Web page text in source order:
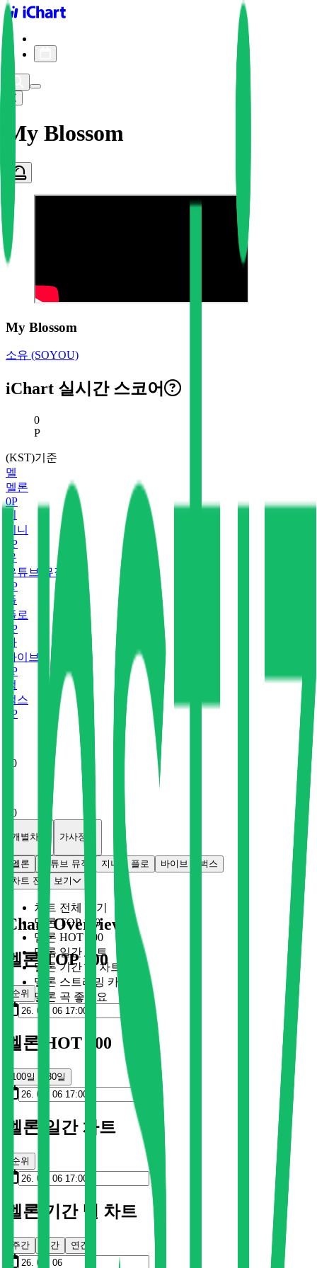
iChart logo
My Blossom
My Blossom
소유 (SOYOU)
iChart 실시간 스코어
현재 스코어
0
P
(KST)기준
멜
멜론
0P
지니
P
유
유튜브 뮤직
P
플
플로
P
바
바이브
P
벅
벅스
P
0
0
개별차트 가사정보
멜론 유튜브 뮤직 지니 플로 바이브
벅스
차트 전체 보기
차트 전체 보기
멜론 TOP 100
멜론 HOT 100
멜론 일간 차트
멜론 기간 별 차트
멜론 스트리밍 카드
멜론 곡 좋아요
Chart Overview
멜론 TOP 100
순위
멜론 HOT 100
100일 30일
멜론 일간 차트
순위
멜론 기간 별 차트
주간 월간 연간